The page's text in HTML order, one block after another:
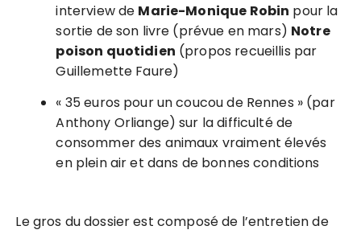
interview de Marie-Monique Robin pour la
sortie de son livre (prévue en mars) Notre
poison quotidien (propos recueillis par
Guillemette Faure)
« 35 euros pour un coucou de Rennes » (par
Anthony Orliange) sur la difficulté de
consommer des animaux vraiment élevés
en plein air et dans de bonnes conditions
Le gros du dossier est composé de l’entretien de